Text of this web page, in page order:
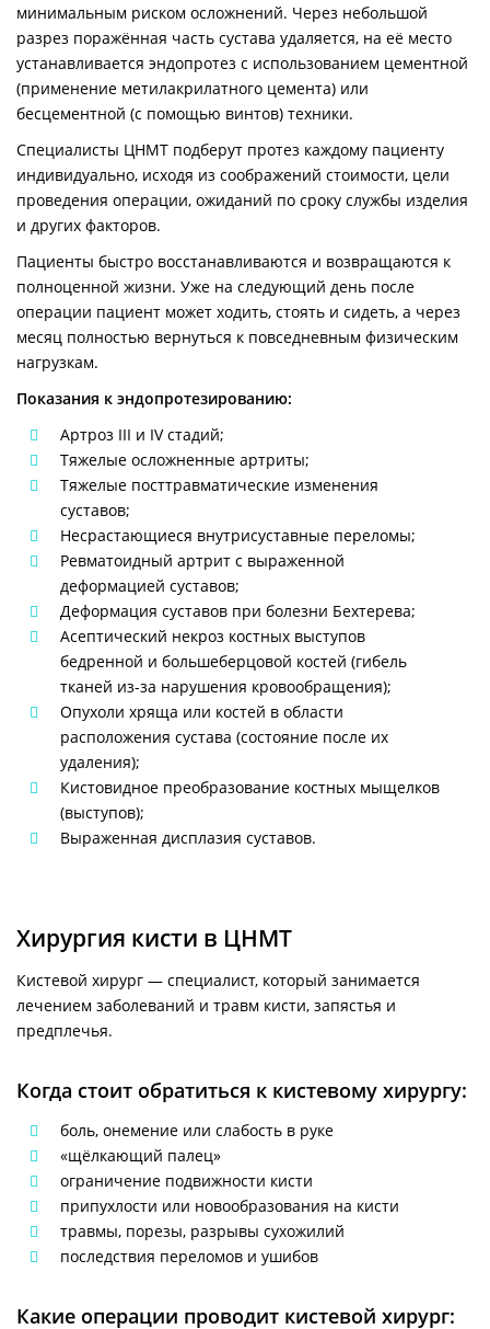
минимальным риском осложнений. Через небольшой
разрез поражённая часть сустава удаляется, на её место
устанавливается эндопротез с использованием цементной
(применение метилакрилатного цемента) или
бесцементной (с помощью винтов) техники.
Специалисты ЦНМТ подберут протез каждому пациенту
индивидуально, исходя из соображений стоимости, цели
проведения операции, ожиданий по сроку службы изделия
и других факторов.
Пациенты быстро восстанавливаются и возвращаются к
полноценной жизни. Уже на следующий день после
операции пациент может ходить, стоять и сидеть, а через
месяц полностью вернуться к повседневным физическим
нагрузкам.
Показания к эндопротезированию:
Артроз III и IV стадий;
Тяжелые осложненные артриты;
Тяжелые посттравматические изменения
суставов;
Несрастающиеся внутрисуставные переломы;
Ревматоидный артрит с выраженной
деформацией суставов;
Деформация суставов при болезни Бехтерева;
Асептический некроз костных выступов
бедренной и большеберцовой костей (гибель
тканей из-за нарушения кровообращения);
Опухоли хряща или костей в области
расположения сустава (состояние после их
удаления);
Кистовидное преобразование костных мыщелков
(выступов);
Выраженная дисплазия суставов.
Хирургия кисти в ЦНМТ
Кистевой хирург — специалист, который занимается
лечением заболеваний и травм кисти, запястья и
предплечья.
Когда стоит обратиться к кистевому хирургу:
боль, онемение или слабость в руке
«щёлкающий палец»
ограничение подвижности кисти
припухлости или новообразования на кисти
травмы, порезы, разрывы сухожилий
последствия переломов и ушибов
Какие операции проводит кистевой хирург: